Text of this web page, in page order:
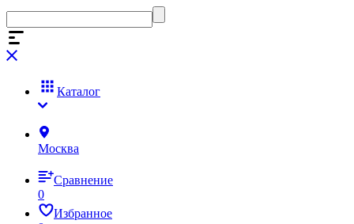
Каталог
Москва
Сравнение
0
Избранное